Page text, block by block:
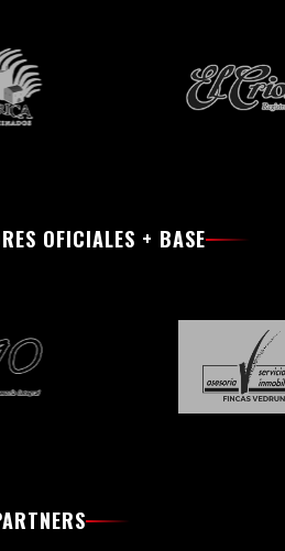
OFICIALES + BASE